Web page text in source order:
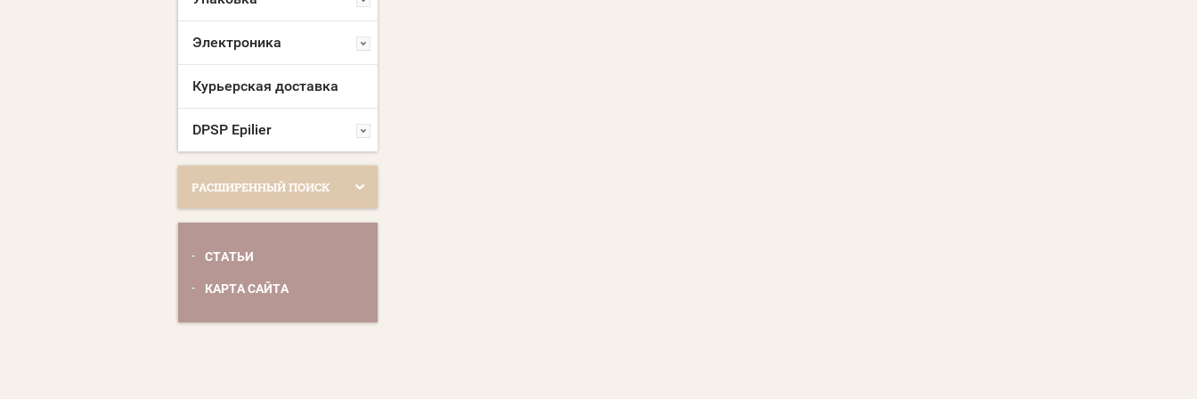
Электроника
Курьерская доставка
DPSP Epilier
РАСШИРЕННЫЙ ПОИСК
СТАТЬИ
КАРТА САЙТА